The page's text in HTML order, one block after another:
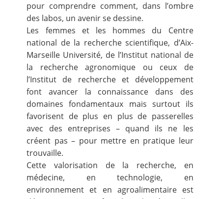
pour comprendre comment, dans l’ombre
des labos, un avenir se dessine.
Les femmes et les hommes du Centre
national de la recherche scientifique, d’Aix-
Marseille Université, de l’Institut national de
la recherche agronomique ou ceux de
l’Institut de recherche et développement
font avancer la connaissance dans des
domaines fondamentaux mais surtout ils
favorisent de plus en plus de passerelles
avec des entreprises – quand ils ne les
créent pas – pour mettre en pratique leur
trouvaille.
Cette valorisation de la recherche, en
médecine, en technologie, en
environnement et en agroalimentaire est